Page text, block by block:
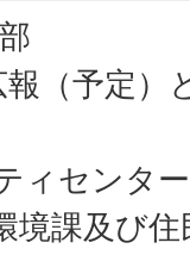
（予定）
ィセンタ
境課及び